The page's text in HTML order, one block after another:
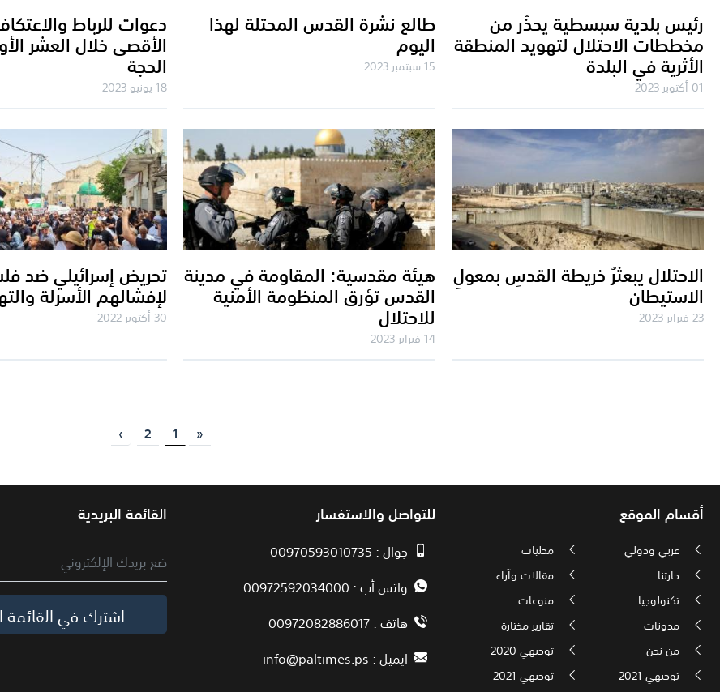
رئيس بلدية سبسطية يحذّر من
مخططات الاحتلال لتهويد المنطقة
الأثرية في البلدة
01 أكتوبر 2023
طالع نشرة القدس المحتلة لهذا
اليوم
15 سبتمبر 2023
دعوات للرباط
الأقصى خلال العشر
الحجة
18 يونيو 2023
الاحتلال يبعثرُ خريطة القدسِ بمعولِ
الاستيطان
23 فبراير 2023
هيئة مقدسية: المقاومة في مدينة
القدس تؤرق المنظومة الأمنية
للاحتلال
14 فبراير 2023
لإفشالهم الأسرلة
30 أكتوبر 2022
«
1
2
›
أقسام الموقع
عربي ودولي
محليات
حارتنا
مقالات وآراء
تكنولوجيا
منوعات
مدونات
تقارير مختارة
من نحن
توجيهي 2020
توجيهي 2021
توجيهي 2021
للتواصل والاستفسار
جوال : 00970593010735
واتس أب : 00972592034000
هاتف : 00972082886017
ايميل :info@paltimes.ps
القائمة البريدية
اشترك في القائمة